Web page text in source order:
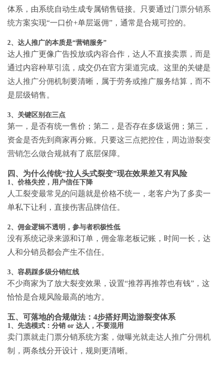
体系，由系统自动生成专属销售链接。只要通过门票分销系
统方案实现“一口价+单层返佣”，通常是合规可控的。
2、达人推广的本质是“营销服务”
达人推广更像广告投放或内容合作，达人不直接卖票，而是
通过内容种草引流，成交仍在官方渠道完成。这里的关键是
达人推广分佣机制 要清晰，属于劳务或推广服务结算，而不
是层级销售。
3、关键区别在三点
第一，是否有统一售价；第二，是否存在多级返佣；第三，
资金是否先到商家再分账。只要这三点把控住， 周边游裂变
营销怎么做合规就有了底层保障。
四、为什么传统“拉人头式裂变”现在效果差又有风险
1、价格失控，用户信任下降
人工裂变最常见的问题就是价格不统一，老客户为了多卖一
单私下让利，直接伤害品牌信任。
2、佣金逻辑不透明，参与者积极性低
没有系统记录来源和订单，佣金靠老板记账，时间一长，达
人和分销员都会产生不信任。
3、容易踩多级分销红线
不少商家为了放大裂变效果，设置“推荐再推荐也有钱”，这
恰恰是合规风险最高的地方。
五、可落地的合规做法：4步搭好周边游裂变体系
1、先选模式：分销 or 达人，不要混用
卖门票就走门票分销系统方案，做曝光就走达人推广分佣机
制
，两条线分开设计，规则更清晰。